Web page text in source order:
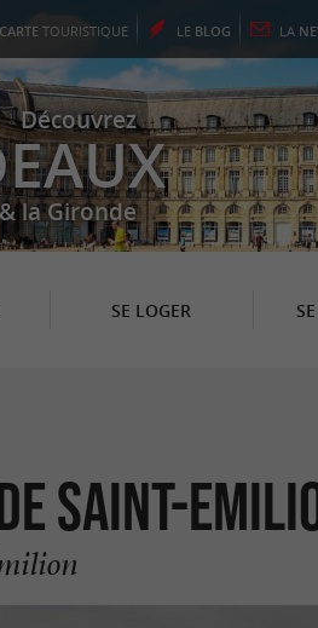
CARTE TOURISTIQUE LE BLOG LA
Découvrez
& la Gironde
SE LOGER
Saint-